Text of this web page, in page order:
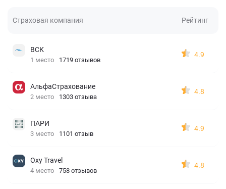
Страховая компания Рейтинг
ВСК
1 место 1719 отзывов
4.9
АльфаСтрахование
2 место 1303 отзыва
4.8
ПАРИ
3 место 1101 отзыв
4.9
Oxy Travel
4 место 758 отзывов
4.8